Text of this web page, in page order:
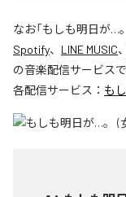
なお「もしも明日が…
Spotify、 LINE MUSIC、
の音楽配信サービス
各配信サービス： も